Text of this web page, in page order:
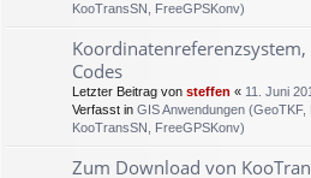
KooTransSN, FreeGPSKonv)
Codes
Letzter Beitrag von steffen « 11. Juni
Verfasst in GIS Anwendungen
KooTransSN, FreeGPSKonv)
Zum Download von